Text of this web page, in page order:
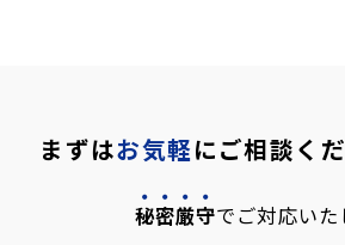
まずはお気軽にご相談く
秘密厳守でご対応いた